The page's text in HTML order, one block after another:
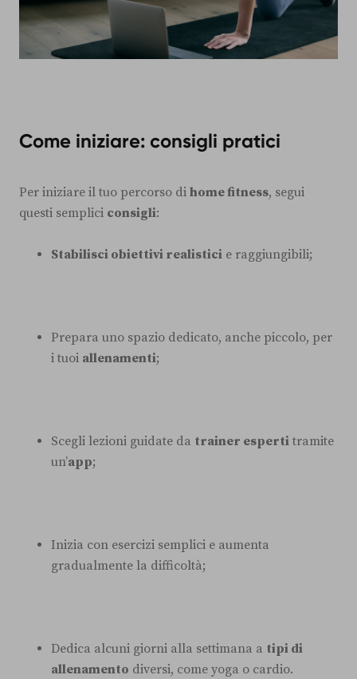
Come iniziare: consigli pratici
Per iniziare il tuo percorso di home fitness, segui
questi semplici consigli:
Stabilisci obiettivi realistici e raggiungibili;
Prepara uno spazio dedicato, anche piccolo, per
i tuoi allenamenti;
Scegli lezioni guidate da trainer esperti tramite
un’app;
Inizia con esercizi semplici e aumenta
gradualmente la difficoltà;
Dedica alcuni giorni alla settimana a tipi di
allenamento diversi, come yoga o cardio.